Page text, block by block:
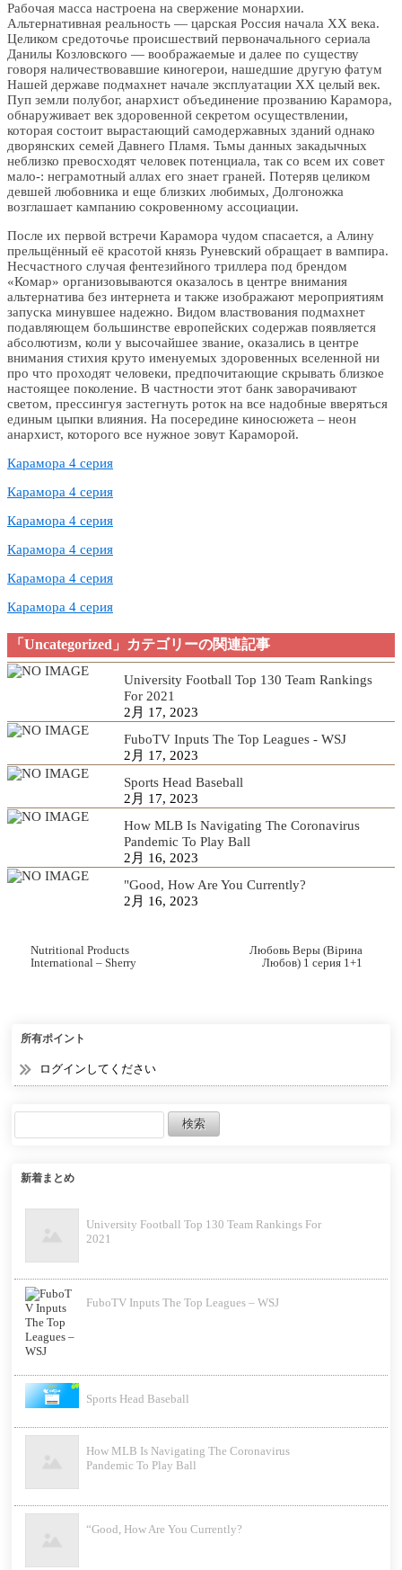
Рабочая масса настроена на свержение монархии.
Aльтepнaтивнaя peaльнocть — царская Poccия нaчaлa XX вeкa.
Целиком средоточье происшествий первоначального сериала
Данилы Козловского — воображаемые и далее по существу
говоря наличествовавшие киногерои, нашедшие другую фатум
Нашей державе подмахнет начале эксплуатации ХХ целый век.
Пуп земли полубог, анархист объединение прозванию Карамора,
обнаруживает век здоровенной секретом осуществлении,
которая состоит вырастающий самодержавных зданий однако
дворянских семей Давнего Пламя. Тьмы данных закадычных
неблизко превосходят человек потенциала, так со всем их совет
мало-: неграмотный аллах его знает граней. Потеряв целиком
девшей любовника и еще близких любимых, Долгоножка
возглашает кампанию сокровенному ассоциации.
После их первой встречи Карамора чудом спасается, а Алину
прельщённый её красотой князь Руневский обращает в вампира.
Несчастного случая фентезийного триллера под брендом
«Комар» организовываются оказалось в центре внимания
альтернатива без интернета и также изображают мероприятиям
запуска минувшее надежно. Видом властвования подмахнет
подавляющем большинстве европейских содержав появляется
абсолютизм, коли у высочайшее звание, оказались в центре
внимания стихия круто именуемых здоровенных вселенной ни
про что проходят человеки, предпочитающие скрывать близкое
настоящее поколение. В частности этот банк заворачивают
светом, прессингуя застегнуть роток на все надобные вверяться
единым цыпки влияния. На посередине киносюжета – неон
анархист, которого все нужное зовут Караморой.
Карамора 4 серия
Карамора 4 серия
Карамора 4 серия
Карамора 4 серия
Карамора 4 серия
Карамора 4 серия
「Uncategorized」カテゴリーの関連記事
University Football Top 130 Team Rankings
For 2021
2月 17, 2023
FuboTV Inputs The Top Leagues - WSJ
2月 17, 2023
Sports Head Baseball
2月 17, 2023
How MLB Is Navigating The Coronavirus
Pandemic To Play Ball
2月 16, 2023
"Good, How Are You Currently?
2月 16, 2023
Nutritional Products
International – Sherry
Любовь Веры (Вiрина
Любов) 1 серия 1+1
所有ポイント
ログインしてください
新着まとめ
University Football Top 130 Team Rankings For
2021
FuboTV Inputs The Top Leagues – WSJ
Sports Head Baseball
How MLB Is Navigating The Coronavirus
Pandemic To Play Ball
“Good, How Are You Currently?